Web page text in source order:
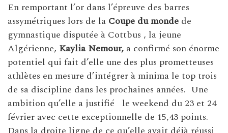
En remportant l’or dans l’épreuve des barres
assymétriques lors de la Coupe du monde de
gymnastique disputée à Cottbus , la jeune
Algérienne, Kaylia Nemour, a confirmé son énorme
potentiel qui fait d’elle une des plus prometteuses
athlètes en mesure d’intégrer à minima le top trois
de sa discipline dans les prochaines années. Une
ambition qu’elle a justifié le weekend du 23 et 24
février avec cette exceptionnelle de 15,43 points.